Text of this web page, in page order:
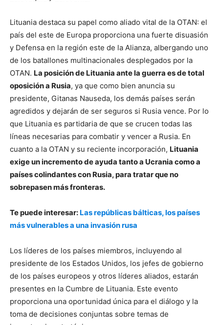
Lituania destaca su papel como aliado vital de la OTAN: el
país del este de Europa proporciona una fuerte disuasión
y Defensa en la región este de la Alianza, albergando uno
de los batallones multinacionales desplegados por la
OTAN. La posición de Lituania ante la guerra es de total
oposición a Rusia, ya que como bien anuncia su
presidente, Gitanas Nauseda, los demás países serán
agredidos y dejarán de ser seguros si Rusia vence. Por lo
que Lituania es partidaria de que se crucen todas las
líneas necesarias para combatir y vencer a Rusia. En
cuanto a la OTAN y su reciente incorporación, Lituania
exige un incremento de ayuda tanto a Ucrania como a
países colindantes con Rusia, para tratar que no
sobrepasen más fronteras.
Te puede interesar: Las repúblicas bálticas, los países
más vulnerables a una invasión rusa
Los líderes de los países miembros, incluyendo al
presidente de los Estados Unidos, los jefes de gobierno
de los países europeos y otros líderes aliados, estarán
presentes en la Cumbre de Lituania. Este evento
proporciona una oportunidad única para el diálogo y la
toma de decisiones conjuntas sobre temas de